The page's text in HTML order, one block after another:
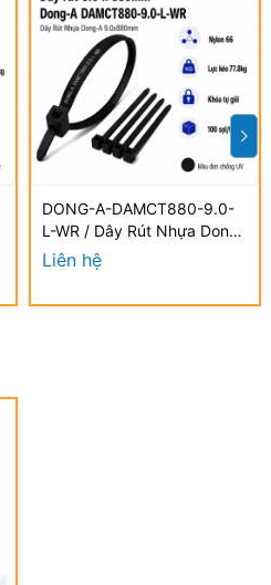
DONG-A-DAMCT880-9.0-
L-WR / Dây Rút Nhựa Dong-
A 9.0×880mm Chống UV
Liên hệ